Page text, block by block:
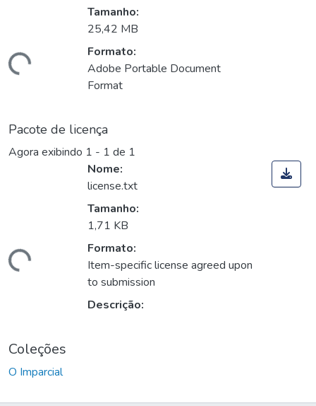
Tamanho:
25,42 MB
Formato:
Adobe Portable Document
Format
Pacote de licença
Agora exibindo 1 - 1 de 1
Nome:
license.txt
Tamanho:
1,71 KB
Formato:
Item-specific license agreed upon
to submission
Descrição:
Coleções
O Imparcial